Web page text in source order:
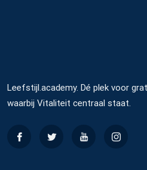
Leefstijl.academy. Dé plek voor
waarbij Vitaliteit centraal staat.